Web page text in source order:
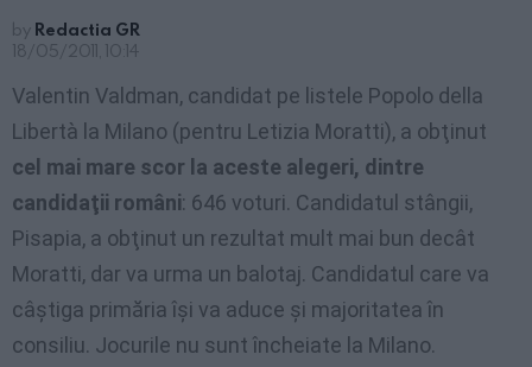
by Redactia GR
18/05/2011, 10:14
Valentin Valdman, candidat pe listele Popolo della
Libertà la Milano (pentru Letizia Moratti), a obţinut
cel mai mare scor la aceste alegeri, dintre
candidaţii români: 646 voturi. Candidatul stângii,
Pisapia, a obţinut un rezultat mult mai bun decât
Moratti, dar va urma un balotaj. Candidatul care va
câştiga primăria îşi va aduce şi majoritatea în
consiliu. Jocurile nu sunt încheiate la Milano.